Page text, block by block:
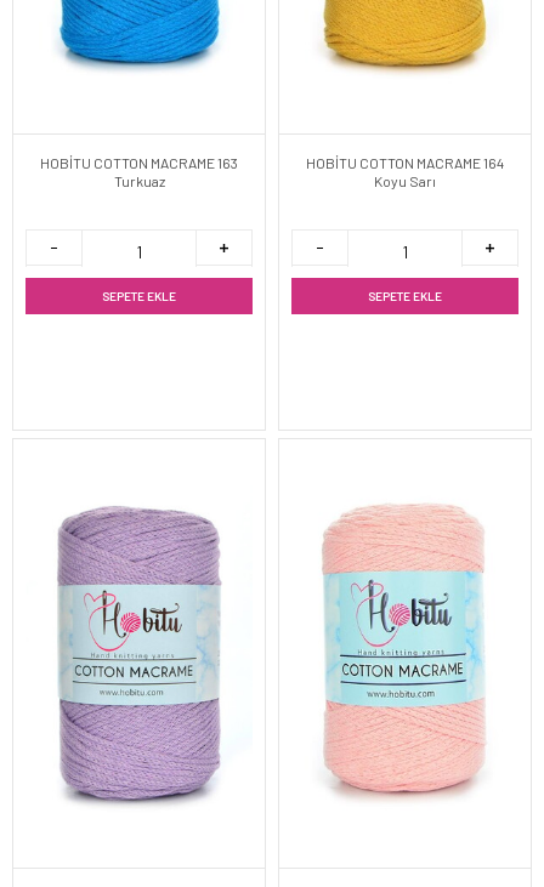
HOBİTU COTTON MACRAME 163
Turkuaz
SEPETE EKLE
HOBİTU COTTON MACRAME 164
Koyu Sarı
SEPETE EKLE